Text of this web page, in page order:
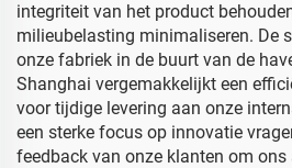
integriteit van het product
milieubelasting minimaliseren. De
onze fabriek in de buurt van de
Shanghai vergemakkelijkt een
voor tijdige levering aan onze
een sterke focus op innovatie
feedback van onze klanten om ons